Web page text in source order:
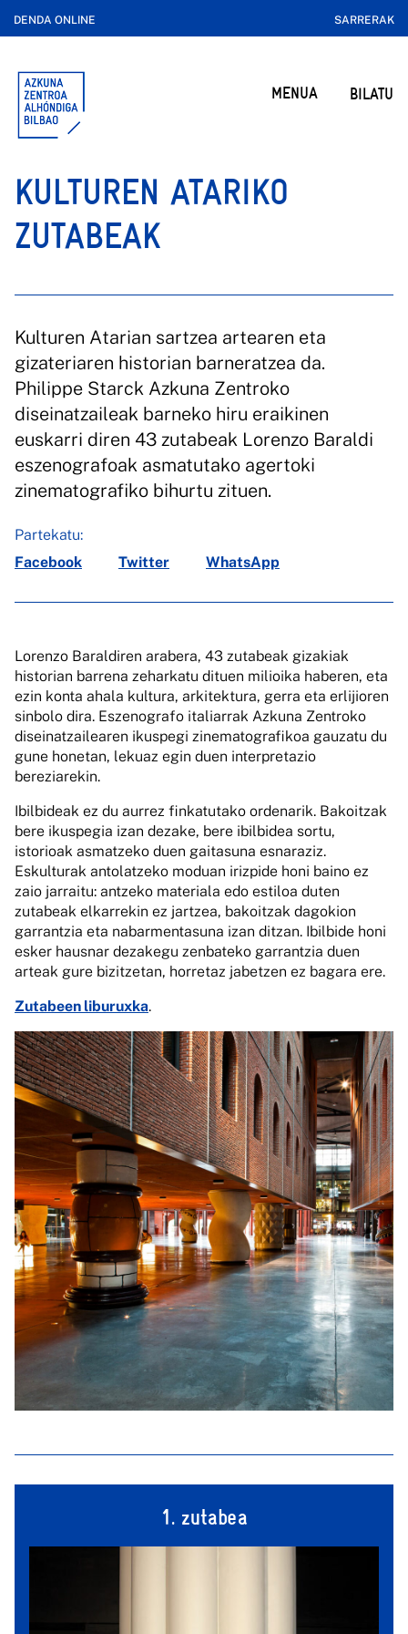
DENDA ONLINE SARRERAK
MENUA BILATU
KULTUREN ATARIKO
ZUTABEAK
Kulturen Atarian sartzea artearen eta
gizateriaren historian barneratzea da.
Philippe Starck Azkuna Zentroko
diseinatzaileak barneko hiru eraikinen
euskarri diren 43 zutabeak Lorenzo Baraldi
eszenografoak asmatutako agertoki
zinematografiko bihurtu zituen.
Partekatu:
Facebook
Twitter WhatsApp
Lorenzo Baraldiren arabera, 43 zutabeak gizakiak
historian barrena zeharkatu dituen milioika haberen, eta
ezin konta ahala kultura, arkitektura, gerra eta erlijioren
sinbolo dira. Eszenografo italiarrak Azkuna Zentroko
diseinatzailearen ikuspegi zinematografikoa gauzatu du
gune honetan, lekuaz egin duen interpretazio
bereziarekin.
Ibilbideak ez du aurrez finkatutako ordenarik. Bakoitzak
bere ikuspegia izan dezake, bere ibilbidea sortu,
istorioak asmatzeko duen gaitasuna esnaraziz.
Eskulturak antolatzeko moduan irizpide honi baino ez
zaio jarraitu: antzeko materiala edo estiloa duten
zutabeak elkarrekin ez jartzea, bakoitzak dagokion
garrantzia eta nabarmentasuna izan ditzan. Ibilbide honi
esker hausnar dezakegu zenbateko garrantzia duen
arteak gure bizitzetan, horretaz jabetzen ez bagara ere.
Zutabeen liburuxka.
1. zutabea